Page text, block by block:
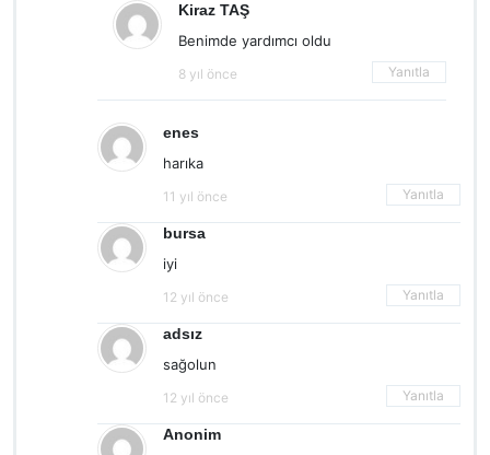
Kiraz TAŞ
Benimde yardımcı oldu
8 yıl önce Yanıtla
enes
harıka
11 yıl önce Yanıtla
bursa
iyi
12 yıl önce Yanıtla
adsız
sağolun
12 yıl önce Yanıtla
Anonim